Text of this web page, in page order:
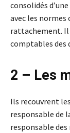
consolidés
avec les normes
rattachement. Il
comptables des
2 – Les
Ils recouvrent
responsable de
responsable